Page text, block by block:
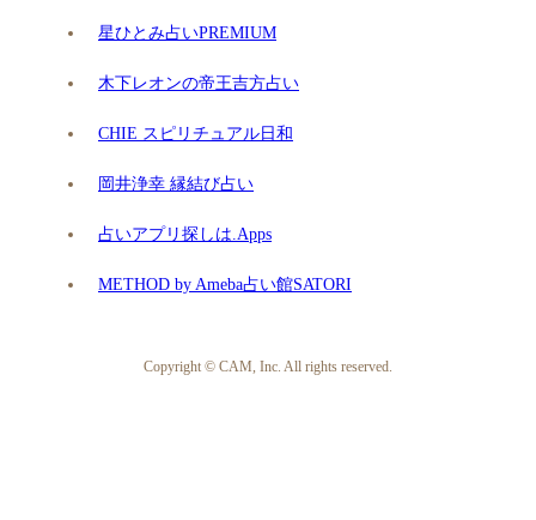
星ひとみ占いPREMIUM
木下レオンの帝王吉方占い
CHIE スピリチュアル日和
岡井浄幸 縁結び占い
占いアプリ探しは.Apps
METHOD by Ameba占い館SATORI
Copyright © CAM, Inc. All rights reserved.